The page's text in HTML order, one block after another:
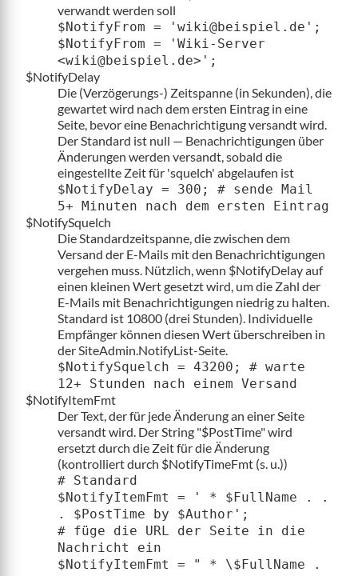
verwandt werden soll
$NotifyFrom = 'wiki@beispiel.de';
$NotifyFrom = 'Wiki-Server
<wiki@beispiel.de>';
$NotifyDelay
Die (Verzögerungs-) Zeitspanne (in Sekunden), die
gewartet wird nach dem ersten Eintrag in eine
Seite, bevor eine Benachrichtigung versandt wird.
Der Standard ist null — Benachrichtigungen über
Änderungen werden versandt, sobald die
eingestellte Zeit für 'squelch' abgelaufen ist
$NotifyDelay = 300; # sende Mail
5+ Minuten nach dem ersten Eintrag
$NotifySquelch
Die Standardzeitspanne, die zwischen dem
Versand der E-Mails mit den Benachrichtigungen
vergehen muss. Nützlich, wenn $NotifyDelay auf
einen kleinen Wert gesetzt wird, um die Zahl der
E-Mails mit Benachrichtigungen niedrig zu halten.
Standard ist 10800 (drei Stunden). Individuelle
Empfänger können diesen Wert überschreiben in
der SiteAdmin.NotifyList-Seite.
$NotifySquelch = 43200; # warte
12+ Stunden nach einem Versand
$NotifyItemFmt
Der Text, der für jede Änderung an einer Seite
versandt wird. Der String "$PostTime" wird
ersetzt durch die Zeit für die Änderung
(kontrolliert durch $NotifyTimeFmt (s. u.))
# Standard
$NotifyItemFmt = ' * $FullName . .
. $PostTime by $Author';
# füge die URL der Seite in die
Nachricht ein
$NotifyItemFmt = " * \$FullName .